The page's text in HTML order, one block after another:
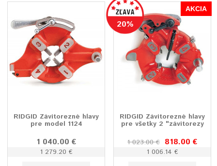
RIDGID Závitorezné hlavy
pre model 1124
1 040.00 €
1 279.20 €
20%
AKCIA
RIDGID Závitorezné hlavy
pre všetky 2 "závitorezy
1 023.00 € 818.00 €
1 006.14 €